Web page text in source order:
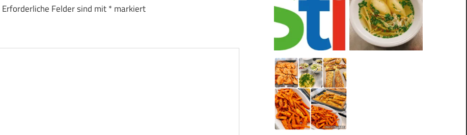
Erforderliche Felder sind mit*markiert